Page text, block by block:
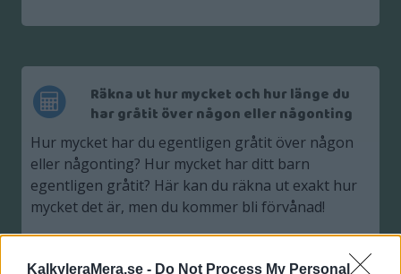
KalkyleraMera.se - Do Not Process My Personal
Räkna ut hur mycket och hur länge du
har gråtit över någon eller någonting
Hur mycket har du egentligen gråtit över någon
eller någonting? Hur mycket har ditt barn
egentligen gråtit? Här kan du räkna ut exakt hur
mycket det är, men du kommer bli förvånad!